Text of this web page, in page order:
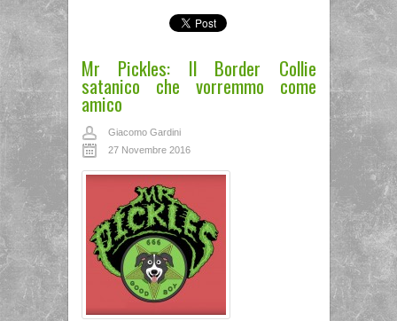
Mr Pickles: Il Border Collie
satanico che vorremmo come
amico
Giacomo Gardini
27 Novembre 2016